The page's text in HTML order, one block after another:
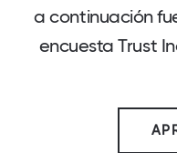
a continuación
encuesta Trust